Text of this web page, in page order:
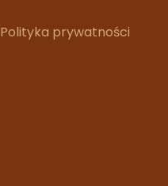
Polityka prywatności